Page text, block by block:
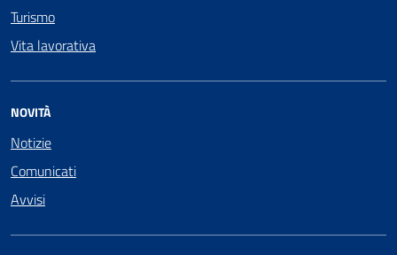
Turismo
Vita lavorativa
NOVITÀ
Notizie
Comunicati
Avvisi